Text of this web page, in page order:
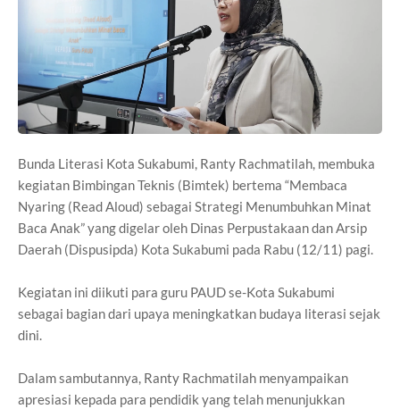
Bunda Literasi Kota Sukabumi, Ranty Rachmatilah, membuka
kegiatan Bimbingan Teknis (Bimtek) bertema “Membaca
Nyaring (Read Aloud) sebagai Strategi Menumbuhkan Minat
Baca Anak” yang digelar oleh Dinas Perpustakaan dan Arsip
Daerah (Dispusipda) Kota Sukabumi pada Rabu (12/11) pagi.
Kegiatan ini diikuti para guru PAUD se-Kota Sukabumi
sebagai bagian dari upaya meningkatkan budaya literasi sejak
dini.
Dalam sambutannya, Ranty Rachmatilah menyampaikan
apresiasi kepada para pendidik yang telah menunjukkan